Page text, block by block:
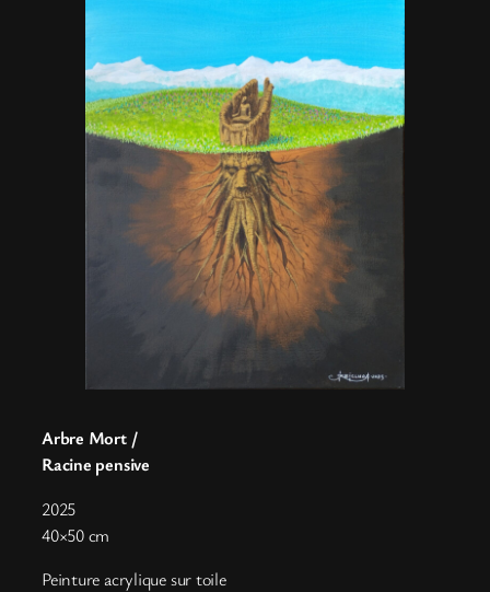
Arbre Mort /
Racine pensive
2025
40×50 cm
Peinture acrylique sur toile